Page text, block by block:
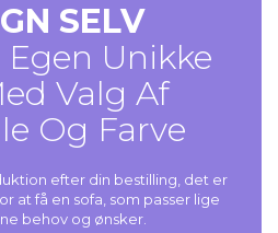
SELV
Unikke
Valg Af
Og Farve
efter din bestilling, det er
at få en sofa, som passer lige
behov og ønsker.